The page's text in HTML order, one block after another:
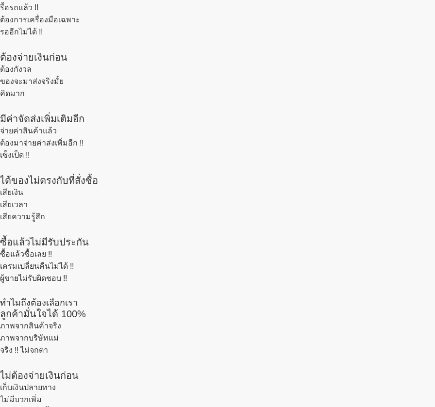
รื้อรถแล้ว !!
ต้องการเครื่องมือเฉพาะ
รออีกไม่ได้ !!
ต้องจ่ายเงินก่อน
ต้องกังวล
ของจะมาส่งจริงมั้ย
คิดมาก
มีค่าจัดส่งเพิ่มเติมอีก
จ่ายค่าสินค้าแล้ว
ต้องมาจ่ายค่าส่งเพิ่มอีก !!
เซ็งเป็ด !!
ได้ของไม่ตรงกับที่สั่งซื้อ
เสียเงิน
เสียเวลา
เสียความรู้สึก
ซื้อแล้วไม่มีรับประกัน
ซื้อแล้วซื้อเลย !!
เครมเปลี่ยนคืนไม่ได้ !!
ผู้ขายไม่รับผิดชอบ !!
ทำไมถึงต้องเลือกเรา
ลูกค้ามั่นใจได้ 100%
ภาพจากสินค้าจริง
ภาพจากบริษัทแม่
จริง !! ไม่จกตา
ไม่ต้องจ่ายเงินก่อน
เก็บเงินปลายทาง
ไม่มีบวกเพิ่ม